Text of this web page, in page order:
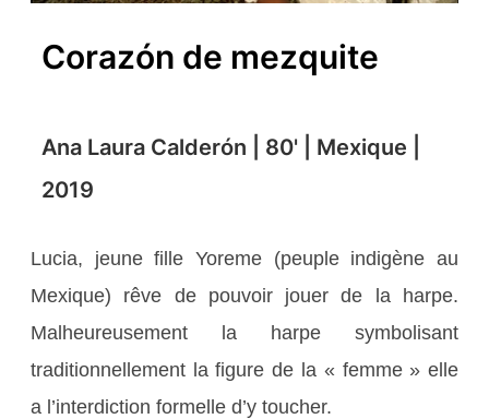
Corazón de mezquite
Ana Laura Calderón | 80' | Mexique |
2019
Lucia, jeune fille Yoreme (peuple indigène au
Mexique) rêve de pouvoir jouer de la harpe.
Malheureusement la harpe symbolisant
traditionnellement la figure de la « femme » elle
a l’interdiction formelle d’y toucher.